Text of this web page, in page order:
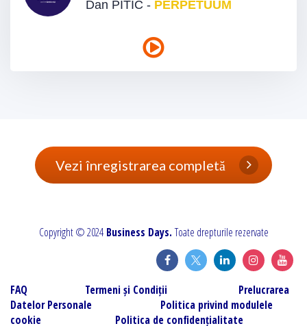
Dan PITIC - PERPETUUM
Vezi înregistrarea completă
Copyright © 2024 Business Days. Toate drepturile rezervate
FAQ Termeni și Condiții
Prelucrarea
Datelor Personale
Politica privind modulele
cookie
Politica de confidențialitate